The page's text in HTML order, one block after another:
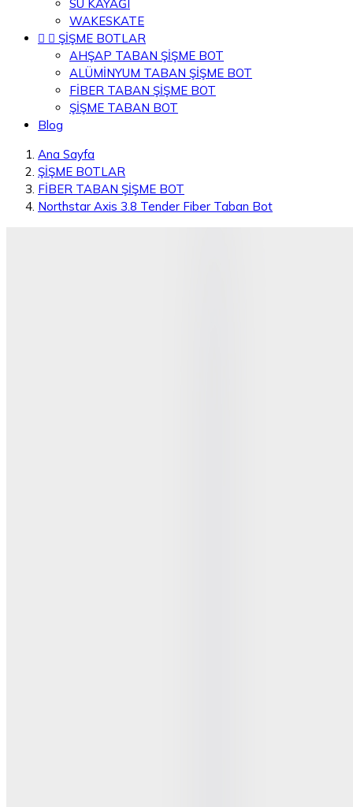
SU KAYAĞI
WAKESKATE
  ŞİŞME BOTLAR
AHŞAP TABAN ŞİŞME BOT
ALÜMİNYUM TABAN ŞİŞME BOT
FİBER TABAN ŞİŞME BOT
ŞİŞME TABAN BOT
Blog
Ana Sayfa
ŞİŞME BOTLAR
FİBER TABAN ŞİŞME BOT
Northstar Axis 3.8 Tender Fiber Taban Bot